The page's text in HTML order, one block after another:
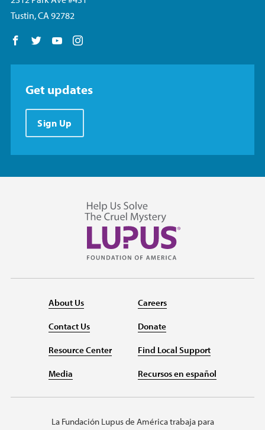
Tustin, CA 92782
Follow us on Facebook
Follow us on Twitter
Follow us on YouTube
Get updates
Sign Up
About Us
Contact Us
Resource Center
Media
Careers
Donate
Find Local Support
Recursos en español
La Fundación Lupus de América trabaja para